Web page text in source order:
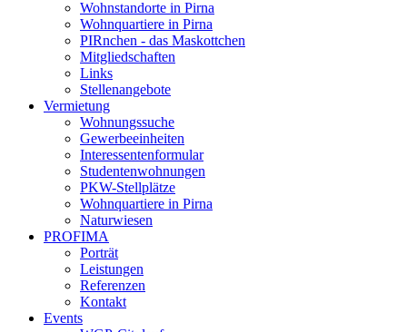
Wohnstandorte in Pirna
Wohnquartiere in Pirna
PIRnchen - das Maskottchen
Mitgliedschaften
Links
Stellenangebote
Vermietung
Wohnungssuche
Gewerbeeinheiten
Interessentenformular
Studentenwohnungen
PKW-Stellplätze
Wohnquartiere in Pirna
Naturwiesen
PROFIMA
Porträt
Leistungen
Referenzen
Kontakt
Events